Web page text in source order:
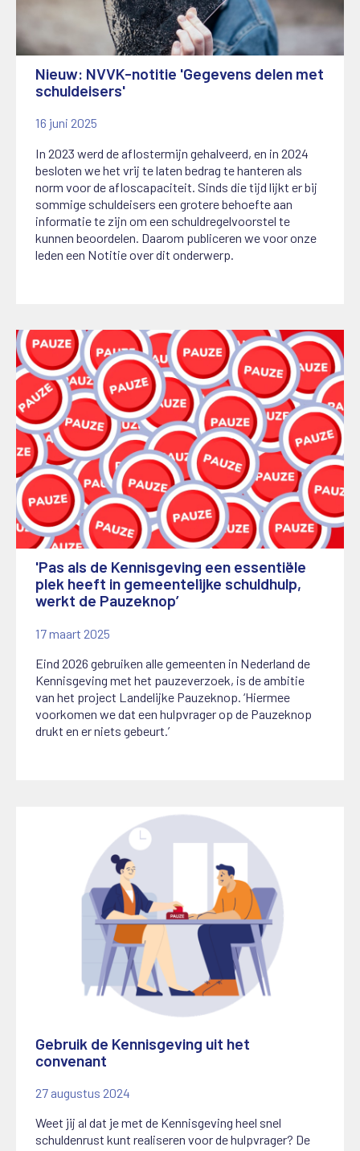
Nieuw: NVVK-notitie 'Gegevens delen met
schuldeisers'
16 juni 2025
In 2023 werd de aflostermijn gehalveerd, en in 2024
besloten we het vrij te laten bedrag te hanteren als
norm voor de afloscapaciteit. Sinds die tijd lijkt er bij
sommige schuldeisers een grotere behoefte aan
informatie te zijn om een schuldregelvoorstel te
kunnen beoordelen. Daarom publiceren we voor onze
leden een Notitie over dit onderwerp.
'Pas als de Kennisgeving een essentiële
plek heeft in gemeentelijke schuldhulp,
werkt de Pauzeknop’
17 maart 2025
Eind 2026 gebruiken alle gemeenten in Nederland de
Kennisgeving met het pauzeverzoek, is de ambitie
van het project Landelijke Pauzeknop. ‘Hiermee
voorkomen we dat een hulpvrager op de Pauzeknop
drukt en er niets gebeurt.’
Gebruik de Kennisgeving uit het
convenant
27 augustus 2024
Weet jij al dat je met de Kennisgeving heel snel
schuldenrust kunt realiseren voor de hulpvrager? De